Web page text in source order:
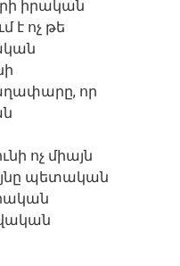
իրական
է ոչ թե
որ
ոչ միայն
պետական